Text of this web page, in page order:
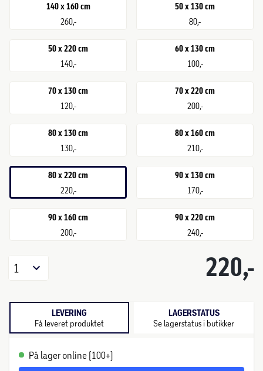
140 x 160 cm
260,-
50 x 130 cm
80,-
50 x 220 cm
140,-
60 x 130 cm
100,-
70 x 130 cm
120,-
70 x 220 cm
200,-
80 x 130 cm
130,-
80 x 160 cm
210,-
80 x 220 cm
220,-
90 x 130 cm
170,-
90 x 160 cm
200,-
90 x 220 cm
240,-
220,-
1
LEVERING
Få leveret produktet
LAGERSTATUS
Se lagerstatus i butikker
På lager online (100+)